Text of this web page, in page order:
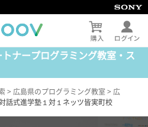
ナープログラミング教室・ス
> 広島県のプログラミング教室 > 広
話式進学塾１対１ネッツ皆実町校